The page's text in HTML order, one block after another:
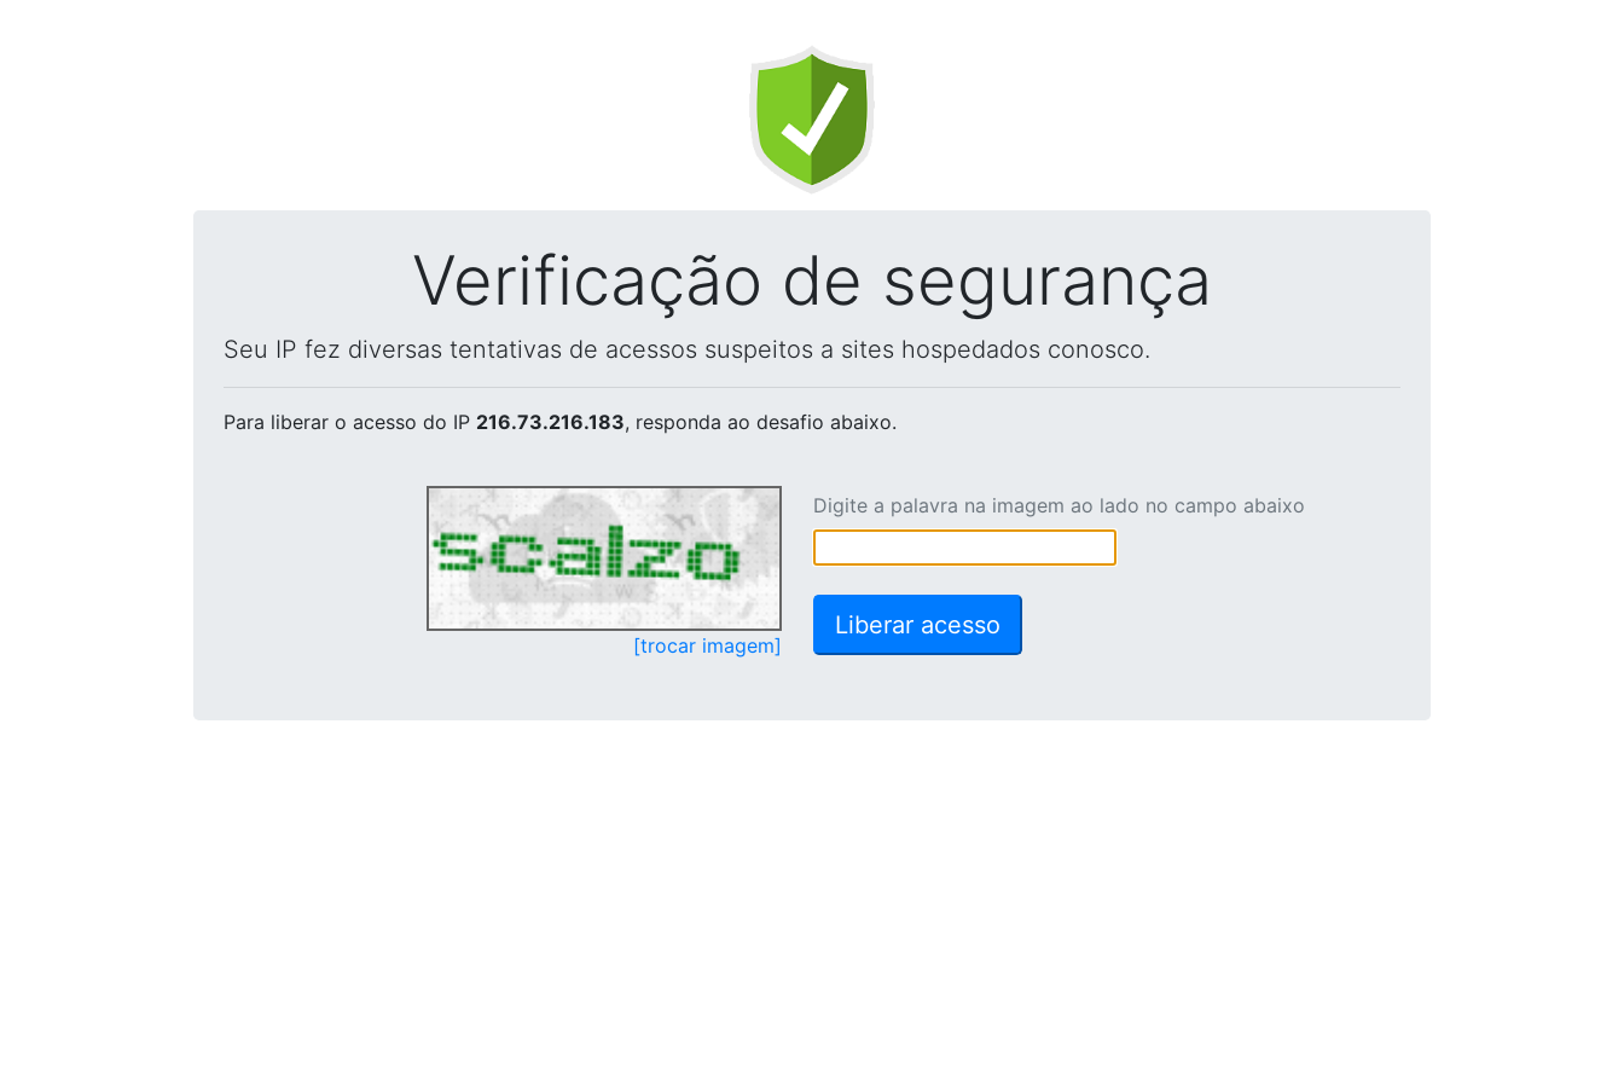
Verificação de segurança
Seu IP fez diversas tentativas de acessos suspeitos a sites hospedados conosco.
Para liberar o acesso do IP 216.73.216.183, responda ao desafio abaixo.
[trocar imagem]
Digite a palavra na imagem ao lado no campo abaixo